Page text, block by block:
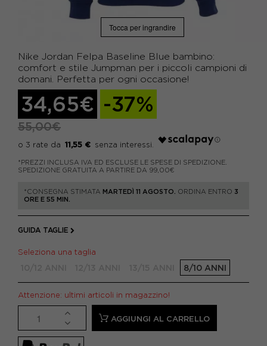
Tocca per ingrandire
Nike Jordan Felpa Baseline Blue bambino:
comfort e stile Jumpman per i piccoli campioni di
domani. Perfetta per ogni occasione!
34,65€ -37%
55,00€
11,55 €
*PREZZI INCLUSA IVA ED ESCLUSE LE SPESE DI SPEDIZIONE.
SPEDIZIONE GRATUITA A PARTIRE DA 99,00€
*CONSEGNA STIMATA MARTEDÌ 11 AGOSTO. ORDINA ENTRO 3
ORE E 55 MIN.
GUIDA TAGLIE
Seleziona una taglia
8/10 ANNI
Attenzione: ultimi articoli in magazzino!
AGGIUNGI AL CARRELLO